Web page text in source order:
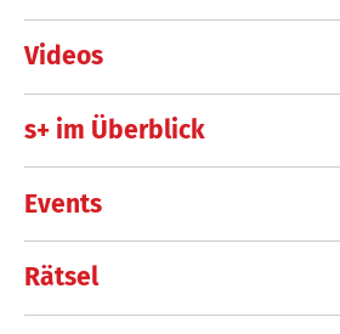
Videos
s+ im Überblick
Events
Rätsel